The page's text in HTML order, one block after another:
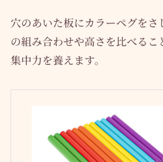
穴のあいた板にカラーペグをさ
の組み合わせや高さを比べるこ
集中力を養えます。